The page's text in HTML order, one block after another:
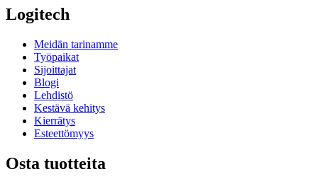
Logitech
Meidän tarinamme
Työpaikat
Sijoittajat
Blogi
Lehdistö
Kestävä kehitys
Kierrätys
Esteettömyys
Osta tuotteita